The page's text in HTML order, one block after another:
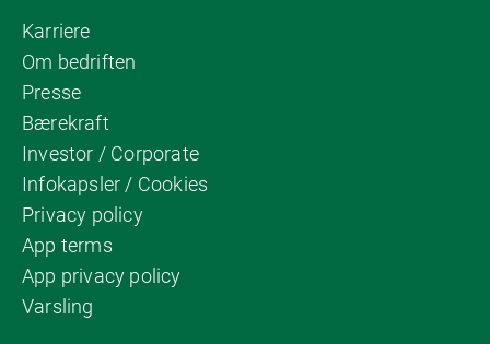
Karriere
Om bedriften
Presse
Bærekraft
Investor / Corporate
Infokapsler / Cookies
Privacy policy
App terms
App privacy policy
Varsling